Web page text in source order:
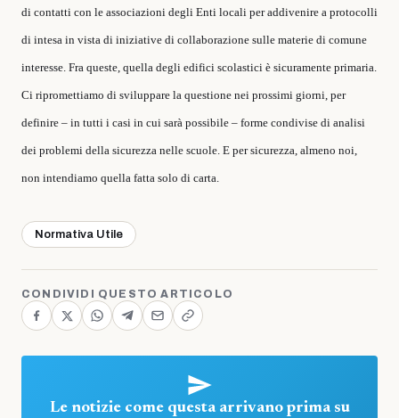
di contatti con le associazioni degli Enti locali per addivenire a protocolli
di intesa in vista di iniziative di collaborazione sulle materie di comune
interesse. Fra queste, quella degli edifici scolastici è sicuramente primaria.
Ci ripromettiamo di sviluppare la questione nei prossimi giorni, per
definire – in tutti i casi in cui sarà possibile – forme condivise di analisi
dei problemi della sicurezza nelle scuole. E per sicurezza, almeno noi,
non intendiamo quella fatta solo di carta.
Normativa Utile
CONDIVIDI QUESTO ARTICOLO
Le notizie come questa arrivano prima su